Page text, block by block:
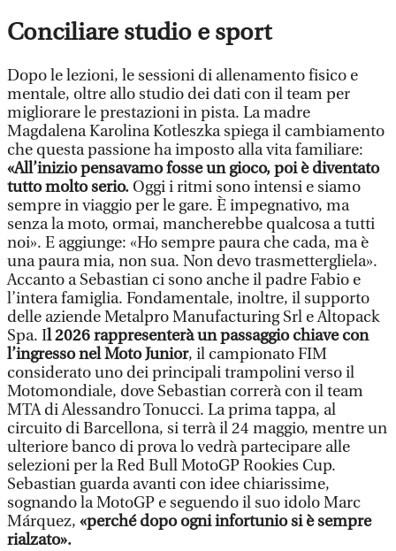
Conciliare studio e sport
Dopo le lezioni, le sessioni di allenamento fisico e
mentale, oltre allo studio dei dati con il team per
migliorare le prestazioni in pista. La madre
Magdalena Karolina Kotleszka spiega il cambiamento
che questa passione ha imposto alla vita familiare:
«All’inizio pensavamo fosse un gioco, poi è diventato
tutto molto serio. Oggi i ritmi sono intensi e siamo
sempre in viaggio per le gare. È impegnativo, ma
senza la moto, ormai, mancherebbe qualcosa a tutti
noi». E aggiunge: «Ho sempre paura che cada, ma è
una paura mia, non sua. Non devo trasmettergliela».
Accanto a Sebastian ci sono anche il padre Fabio e
l’intera famiglia. Fondamentale, inoltre, il supporto
delle aziende Metalpro Manufacturing Srl e Altopack
Spa. Il 2026 rappresenterà un passaggio chiave con
l’ingresso nel Moto Junior, il campionato FIM
considerato uno dei principali trampolini verso il
Motomondiale, dove Sebastian correrà con il team
MTA di Alessandro Tonucci. La prima tappa, al
circuito di Barcellona, si terrà il 24 maggio, mentre un
ulteriore banco di prova lo vedrà partecipare alle
selezioni per la Red Bull MotoGP Rookies Cup.
Sebastian guarda avanti con idee chiarissime,
sognando la MotoGP e seguendo il suo idolo Marc
Márquez, «perché dopo ogni infortunio si è sempre
rialzato».